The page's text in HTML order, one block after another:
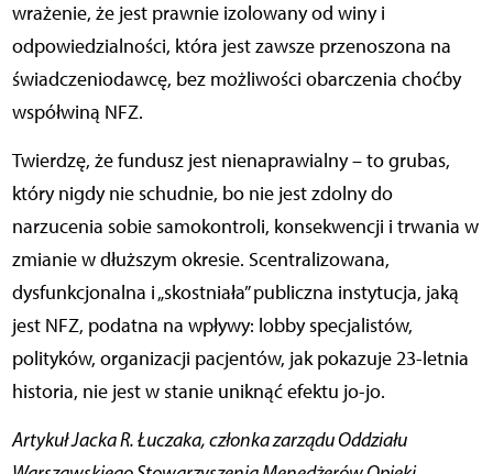
wrażenie, że jest prawnie izolowany od winy i
odpowiedzialności, która jest zawsze przenoszona na
świadczeniodawcę, bez możliwości obarczenia choćby
współwiną NFZ.
Twierdzę, że fundusz jest nienaprawialny – to grubas,
który nigdy nie schudnie, bo nie jest zdolny do
narzucenia sobie samokontroli, konsekwencji i trwania w
zmianie w dłuższym okresie. Scentralizowana,
dysfunkcjonalna i „skostniała” publiczna instytucja, jaką
jest NFZ, podatna na wpływy: lobby specjalistów,
polityków, organizacji pacjentów, jak pokazuje 23-letnia
historia, nie jest w stanie uniknąć efektu jo-jo.
Artykuł Jacka R. Łuczaka, członka zarządu Oddziału